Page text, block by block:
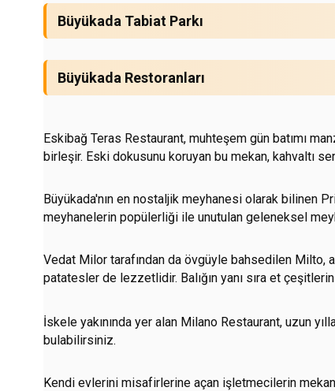
Büyükada Tabiat Parkı
Büyükada Restoranları
Eskibağ Teras Restaurant, muhteşem gün batımı
birleşir. Eski dokusunu koruyan bu mekan, kahvaltı
Büyükada'nın en nostaljik meyhanesi olarak bilinen
meyhanelerin popülerliği ile unutulan geleneksel
Vedat Milor tarafından da övgüyle bahsedilen Milto,
patatesler de lezzetlidir. Balığın yanı sıra et
İskele yakınında yer alan Milano Restaurant, uzun
bulabilirsiniz.
Kendi evlerini misafirlerine açan işletmecilerin